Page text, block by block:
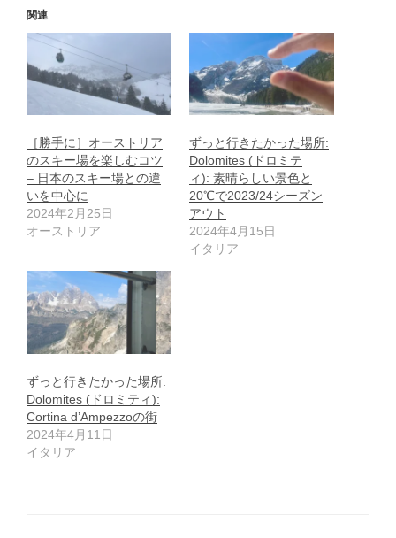
関連
［勝手に］オーストリア
のスキー場を楽しむコツ
– 日本のスキー場との違
いを中心に
2024年2月25日
オーストリア
ずっと行きたかった場所:
Dolomites (ドロミテ
ィ): 素晴らしい景色と
20℃で2023/24シーズン
アウト
2024年4月15日
イタリア
ずっと行きたかった場所:
Dolomites (ドロミティ):
Cortina d’Ampezzoの街
2024年4月11日
イタリア